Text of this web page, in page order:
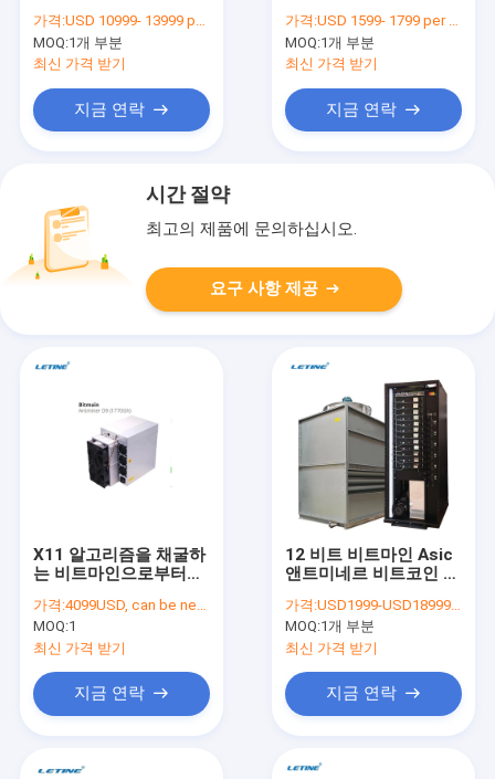
광부 140T SHA-256명
가격:USD 10999- 13999 per piece
MOQ:1개 부분
최신 가격 받기
지금 연락
Sha-256
가격:USD 1599- 1799 per antminer s19pro
MOQ:1개 부분
최신 가격 받기
지금 연락
시간 절약
최고의 제품에 문의하십시오.
요구 사항 제공
X11 알고리즘을 채굴하
는 비트마인으로부터의
앤트미네르 D9 1770Gh
가격:4099USD, can be negotiate
MOQ:1
최신 가격 받기
지금 연락
12 비트 비트마인 Asic
앤트미네르 비트코인 위
M53S 수력전기
가격:USD1999-USD18999/Piece
MOQ:1개 부분
최신 가격 받기
지금 연락